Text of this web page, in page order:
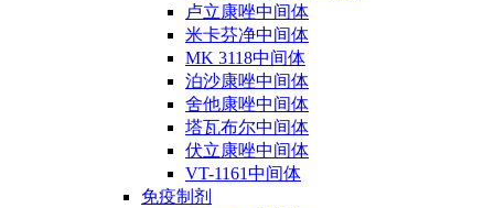
卢立康唑中间体
米卡芬净中间体
MK 3118中间体
泊沙康唑中间体
舍他康唑中间体
塔瓦布尔中间体
伏立康唑中间体
VT-1161中间体
免疫制剂